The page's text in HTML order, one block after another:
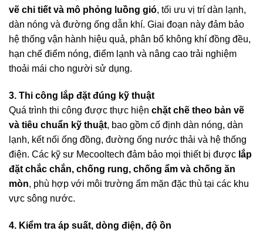
vẽ chi tiết và mô phỏng luồng gió, tối ưu vị trí dàn lạnh,
dàn nóng và đường ống dẫn khí. Giai đoạn này đảm bảo
hệ thống vận hành hiệu quả, phân bổ không khí đồng đều,
hạn chế điểm nóng, điểm lạnh và nâng cao trải nghiệm
thoải mái cho người sử dụng.
3. Thi công lắp đặt đúng kỹ thuật
Quá trình thi công được thực hiện chặt chẽ theo bản vẽ
và tiêu chuẩn kỹ thuật, bao gồm cố định dàn nóng, dàn
lạnh, kết nối ống đồng, đường ống nước thải và hệ thống
điện. Các kỹ sư Mecooltech đảm bảo mọi thiết bị được lắp
đặt chắc chắn, chống rung, chống ẩm và chống ăn
mòn, phù hợp với môi trường ẩm mặn đặc thù tại các khu
vực sông nước.
4. Kiểm tra áp suất, dòng điện, độ ồn